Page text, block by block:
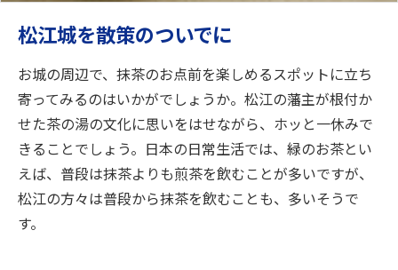
松江城を散策のついでに
お城の周辺で、抹茶のお点前を楽しめるスポットに立ち
寄ってみるのはいかがでしょうか。松江の藩主が根付か
せた茶の湯の文化に思いをはせながら、ホッと一休みで
きることでしょう。日本の日常生活では、緑のお茶とい
えば、普段は抹茶よりも煎茶を飲むことが多いですが、
松江の方々は普段から抹茶を飲むことも、多いそうで
す。